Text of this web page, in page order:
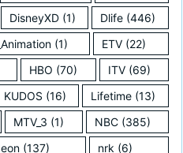
DisneyXD(1) Dlife (446)
(1) ETV (22)
HBO (70) ITV(69)
KUDOS (16) Lifetime (13)
MTV_3 (1) NBC(385)
(137) nrk (6)